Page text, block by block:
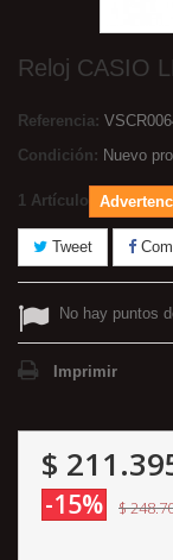
Reloj CASIO
Referencia:
Condición: Nuevo
1 Artículo
Tweet
No hay puntos
Imprimir
$
-15% $